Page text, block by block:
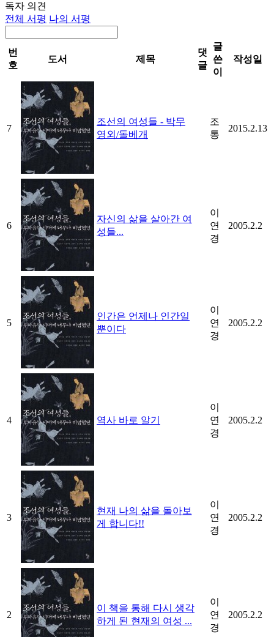
독자 의견
전체 서평 나의 서평
번
호
도서 제목
댓
글
글
쓴
이
작성일
7
조선의 여성들 - 박무
영외/돌베개
조
통
2015.2.13
6
자신의 삶을 살아간 여
성들...
이
연
경
2005.2.2
5
인간은 언제나 인간일
뿐이다
이
연
경
2005.2.2
4 역사 바로 알기
이
연
경
2005.2.2
3
현재 나의 삶을 돌아보
게 합니다!!
이
연
경
2005.2.2
2
이 책을 통해 다시 생각
하게 된 현재의 여성 ...
이
연
경
2005.2.2